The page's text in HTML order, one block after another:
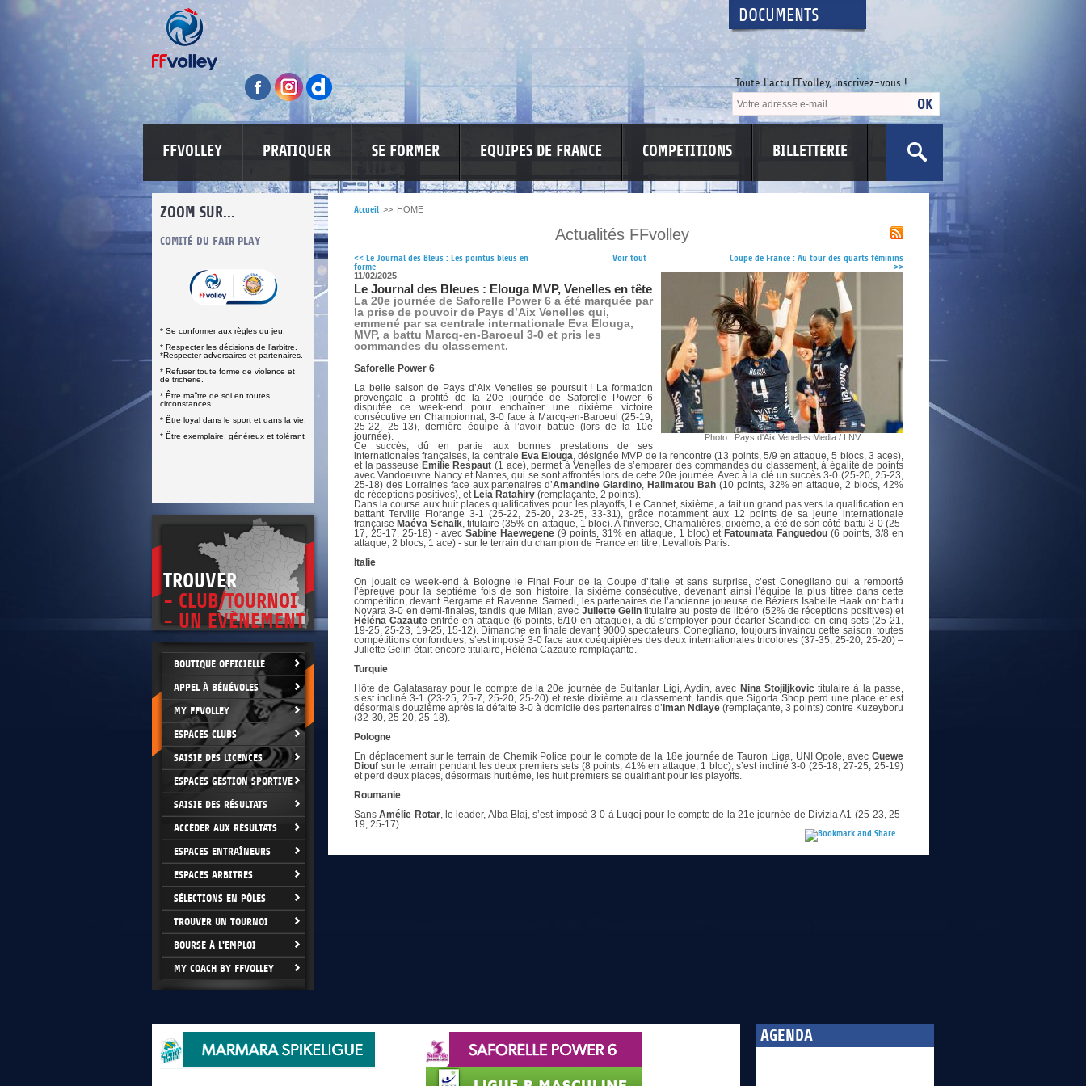
DOCUMENTS
Toute l'actu FFvolley, inscrivez-vous !
FFVOLLEY PRATIQUER SE FORMER EQUIPES DE FRANCE COMPETITIONS BILLETTERIE
ZOOM SUR...
DOCUMENTS UTILES
CLIQUEZ ICI
COMITÉ DU FAIR PLAY
* Se conformer aux règles du jeu.
* Respecter les décisions de l’arbitre.
*Respecter adversaires et partenaires.
* Refuser toute forme de violence et
de tricherie.
* Être maître de soi en toutes
circonstances.
* Être loyal dans le sport et dans la vie.
* Être exemplaire, généreux et tolérant
LUTTE CONTRE LES VIOLENCES INFORMATIONS CORONAVIRUS
DOCUMENTS UTILES
SITUATION SANITAIRE
COVID-19
>CLIQUEZ ICI
TROUVER
- CLUB/TOURNOI
- UN EVÈNEMENT
BOUTIQUE OFFICIELLE
APPEL À BÉNÉVOLES
MY FFVOLLEY
ESPACES CLUBS
SAISIE DES LICENCES
ESPACES GESTION SPORTIVE
SAISIE DES RÉSULTATS
ACCÉDER AUX RÉSULTATS
ESPACES ENTRAÎNEURS
ESPACES ARBITRES
SÉLECTIONS EN PÔLES
TROUVER UN TOURNOI
BOURSE À L'EMPLOI
MY COACH BY FFVOLLEY
Accueil >> HOME
Actualités FFvolley
<< Le Journal des Bleus : Les pointus bleus en
forme
Voir tout
Coupe de France : Au tour des quarts féminins
>>
Photo : Pays d'Aix Venelles Media / LNV
11/02/2025
Le Journal des Bleues : Elouga MVP, Venelles en tête
La 20e journée de Saforelle Power 6 a été marquée par
la prise de pouvoir de Pays d’Aix Venelles qui,
emmené par sa centrale internationale Eva Elouga,
MVP, a battu Marcq-en-Baroeul 3-0 et pris les
commandes du classement.
Saforelle Power 6
La belle saison de Pays d’Aix Venelles se poursuit ! La formation
provençale a profité de la 20e journée de Saforelle Power 6
disputée ce week-end pour enchaîner une dixième victoire
consécutive en Championnat, 3-0 face à Marcq-en-Baroeul (25-19,
25-22, 25-13), dernière équipe à l’avoir battue (lors de la 10e
journée).
Ce succès, dû en partie aux bonnes prestations de ses
internationales françaises, la centrale Eva Elouga, désignée MVP de la rencontre (13 points, 5/9 en attaque, 5 blocs, 3 aces),
et la passeuse Emilie Respaut (1 ace), permet à Venelles de s’emparer des commandes du classement, à égalité de points
avec Vandoeuvre Nancy et Nantes, qui se sont affrontés lors de cette 20e journée. Avec à la clé un succès 3-0 (25-20, 25-23,
25-18) des Lorraines face aux partenaires d’Amandine Giardino, Halimatou Bah(10 points, 32% en attaque, 2 blocs, 42%
de réceptions positives), et Leia Ratahiry (remplaçante, 2 points).
Dans la course aux huit places qualificatives pour les playoffs, Le Cannet, sixième, a fait un grand pas vers la qualification en
battant Terville Florange 3-1 (25-22, 25-20, 23-25, 33-31), grâce notamment aux 12 points de sa jeune internationale
française Maéva Schalk, titulaire (35% en attaque, 1 bloc). A l'inverse, Chamalières, dixième, a été de son côté battu 3-0 (25-
17, 25-17, 25-18) - avec Sabine Haewegene (9 points, 31% en attaque, 1 bloc) et Fatoumata Fanguedou (6 points, 3/8 en
attaque, 2 blocs, 1 ace) - sur le terrain du champion de France en titre, Levallois Paris.
Italie
On jouait ce week-end à Bologne le Final Four de la Coupe d’Italie et sans surprise, c’est Conegliano qui a remporté
l’épreuve pour la septième fois de son histoire, la sixième consécutive, devenant ainsi l’équipe la plus titrée dans cette
compétition, devant Bergame et Ravenne. Samedi, les partenaires de l’ancienne joueuse de Béziers Isabelle Haak ont battu
Novara 3-0 en demi-finales, tandis que Milan, avec Juliette Gelintitulaire au poste de libéro (52% de réceptions positives) et
Héléna Cazauteentrée en attaque (6 points, 6/10 en attaque), a dû s’employer pour écarter Scandicci en cinq sets (25-21,
19-25, 25-23, 19-25, 15-12). Dimanche en finale devant 9000 spectateurs, Conegliano, toujours invaincu cette saison, toutes
compétitions confondues, s’est imposé 3-0 face aux coéquipières des deux internationales tricolores (37-35, 25-20, 25-20) –
Juliette Gelin était encore titulaire, Héléna Cazaute remplaçante.
Turquie
Hôte de Galatasaray pour le compte de la 20e journée de Sultanlar Ligi, Aydin, avec Nina Stojiljkovictitulaire à la passe,
s’est incliné 3-1 (23-25, 25-7, 25-20, 25-20) et reste dixième au classement, tandis que Sigorta Shop perd une place et est
désormais douzième après la défaite 3-0 à domicile des partenaires d’ Iman Ndiaye (remplaçante, 3 points) contre Kuzeyboru
(32-30, 25-20, 25-18).
Pologne
En déplacement sur le terrain de Chemik Police pour le compte de la 18e journée de Tauron Liga, UNI Opole, avec Guewe
Diouf sur le terrain pendant les deux premiers sets (8 points, 41% en attaque, 1 bloc), s’est incliné 3-0 (25-18, 27-25, 25-19)
et perd deux places, désormais huitième, les huit premiers se qualifiant pour les playoffs.
Roumanie
SansAmélie Rotar, le leader, Alba Blaj, s’est imposé 3-0 à Lugoj pour le compte de la 21e journée de Divizia A1 (25-23, 25-
19, 25-17).
AGENDA